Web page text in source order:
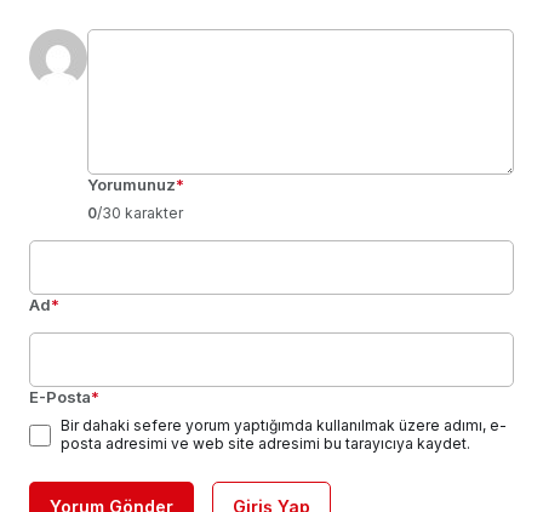
Yorumunuz*
0/30 karakter
Ad*
E-Posta*
Bir dahaki sefere yorum yaptığımda kullanılmak üzere adımı, e-
posta adresimi ve web site adresimi bu tarayıcıya kaydet.
Yorum Gönder Giriş Yap